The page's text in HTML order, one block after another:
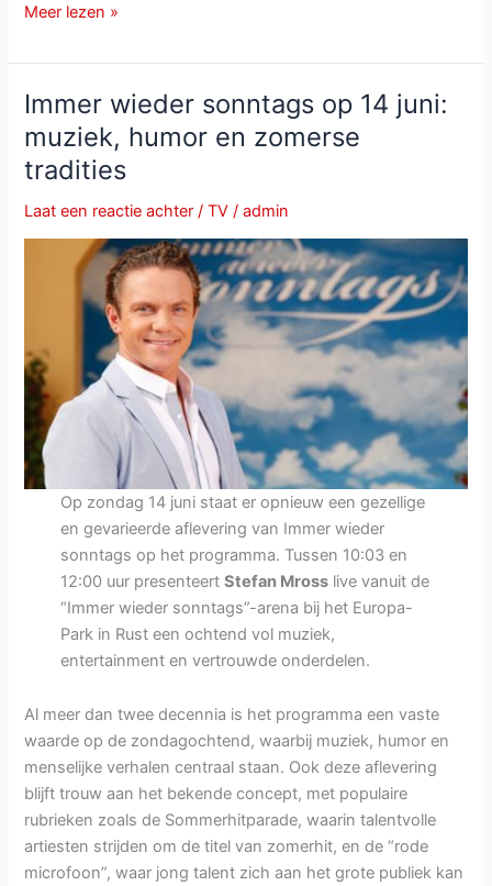
ZDF-
op
14
juni:
een
muzikale
door
decennia
Meer lezen »
Immer wieder sonntags op 14 juni:
muziek, humor en zomerse
tradities
Laat een reactie achter /TV /admin
Op zondag 14 juni staat er opnieuw een gezellige
en gevarieerde aflevering van Immer wieder
sonntags op het programma. Tussen 10:03 en
12:00 uur presenteert Stefan Mrosslive vanuit de
“Immer wieder sonntags”-arena bij het Europa-
Park in Rust een ochtend vol muziek,
entertainment en vertrouwde onderdelen.
Al meer dan twee decennia is het programma een vaste
waarde op de zondagochtend, waarbij muziek, humor en
menselijke verhalen centraal staan. Ook deze aflevering
blijft trouw aan het bekende concept, met populaire
rubrieken zoals de Sommerhitparade, waarin talentvolle
artiesten strijden om de titel van zomerhit, en de “rode
microfoon”, waar jong talent zich aan het grote publiek kan